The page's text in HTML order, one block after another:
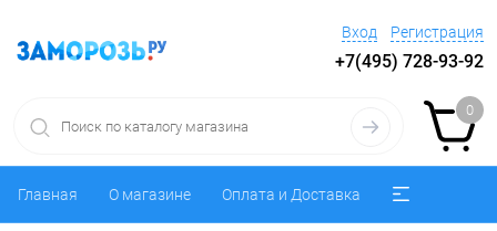
Вход Регистрация
+7(495) 728-93-92
0
Главная О магазине Оплата и Доставка